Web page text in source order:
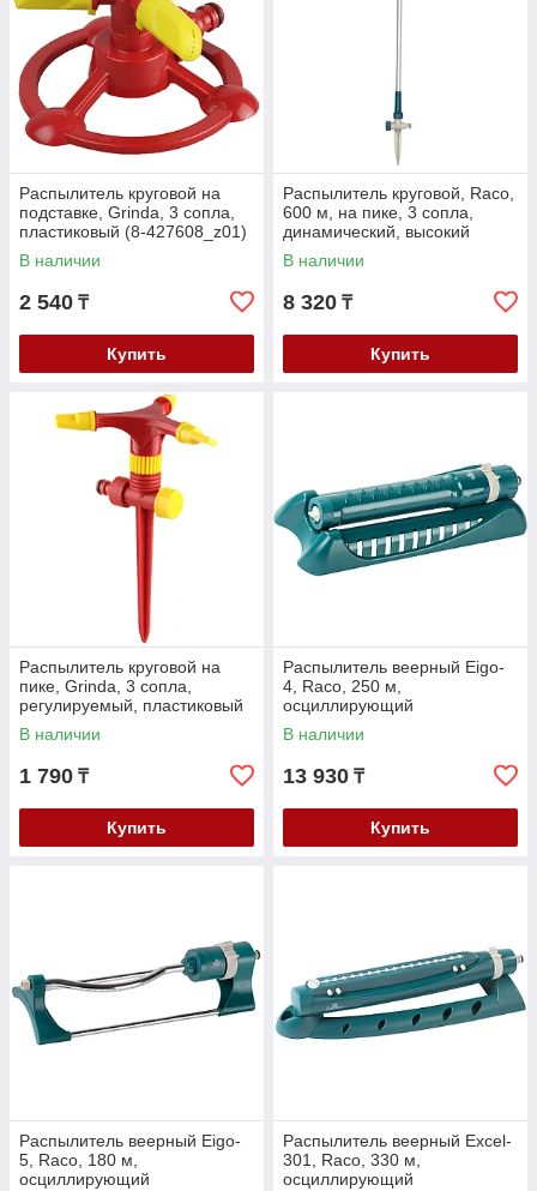
Распылитель круговой на
подставке, Grinda, 3 сопла,
пластиковый (8-427608_z01)
В наличии
2 540 ₸
Купить
Распылитель круговой, Raco,
600 м, на пике, 3 сопла,
динамический, высокий
(4260-55/667C)
В наличии
8 320 ₸
Купить
Распылитель круговой на
пике, Grinda, 3 сопла,
регулируемый, пластиковый
(8-427610_z01)
В наличии
1 790 ₸
Купить
Распылитель веерный Eigo-
4, Raco, 250 м,
осциллирующий
регулируемый, 16 сопел
(4260-55/680C)
В наличии
13 930 ₸
Купить
Распылитель веерный Eigo-
5, Raco, 180 м,
осциллирующий
Распылитель веерный Excel-
301, Raco, 330 м,
осциллирующий